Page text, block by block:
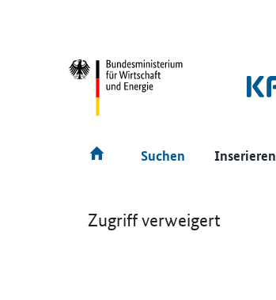
Suchen Inserieren
Zugriff verweigert